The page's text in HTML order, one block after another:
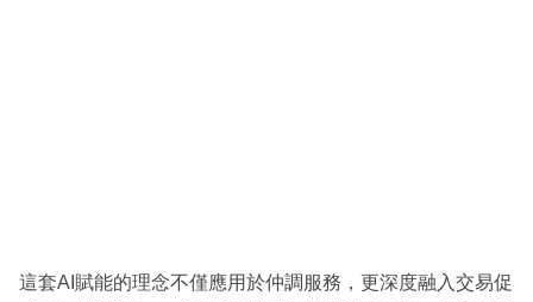
這套AI賦能的理念不僅應用於仲調服務，更深度融入交易促